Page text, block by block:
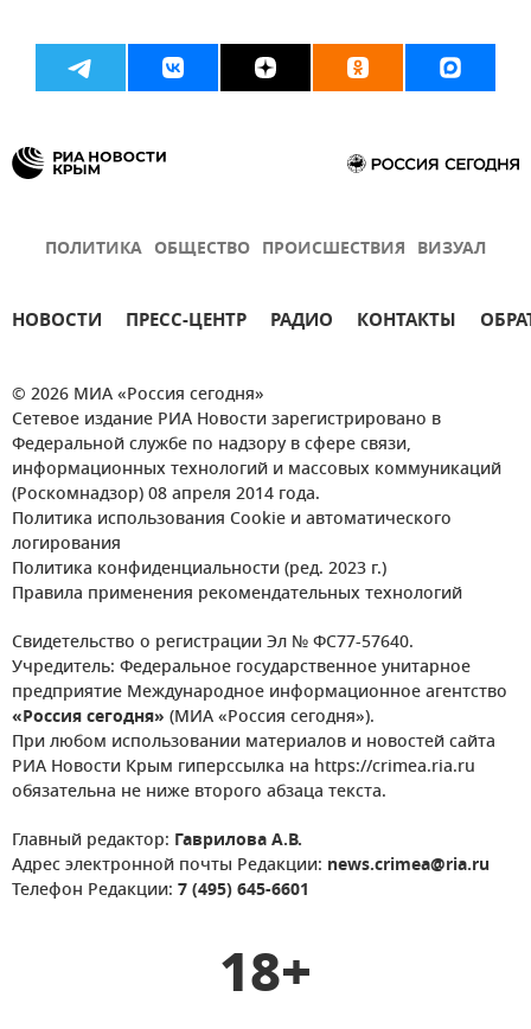
ПОЛИТИКА ОБЩЕСТВО ПРОИСШЕСТВИЯ ВИЗУАЛ
НОВОСТИ ПРЕСС-ЦЕНТР РАДИО КОНТАКТЫ
© 2026 МИА «Россия сегодня»
Сетевое издание РИА Новости зарегистрировано в
Федеральной службе по надзору в сфере связи,
информационных технологий и массовых коммуникаций
(Роскомнадзор) 08 апреля 2014 года.
Политика использования Cookie и автоматического
логирования
Политика конфиденциальности (ред. 2023 г.)
Правила применения рекомендательных технологий
Свидетельство о регистрации Эл № ФС77-57640.
Учредитель: Федеральное государственное унитарное
предприятие Международное информационное агентство
«Россия сегодня» (МИА «Россия сегодня»).
При любом использовании материалов и новостей сайта
РИА Новости Крым гиперссылка на https://crimea.ria.ru
обязательна не ниже второго абзаца текста.
Главный редактор: Гаврилова А.В.
Адрес электронной почты Редакции: news.crimea@ria.ru
Телефон Редакции: 7 (495) 645-6601
18+